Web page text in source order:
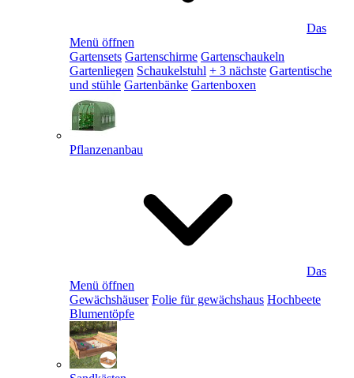
Das
Menü öffnen
Gartensets Gartenschirme Gartenschaukeln
Gartenliegen Schaukelstuhl + 3 nächste Gartentische
und stühle Gartenbänke Gartenboxen
Pflanzenanbau
Das
Menü öffnen
Gewächshäuser Folie für gewächshaus Hochbeete
Blumentöpfe